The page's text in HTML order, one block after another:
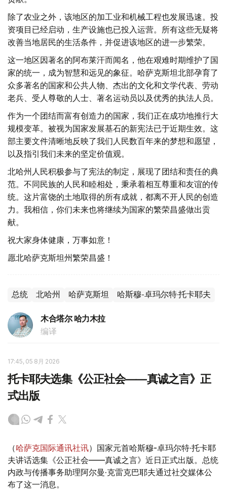
除了农业之外，该地区的加工业和机械工程也发展迅速。投
资项目已经启动，生产设施也已投入运营。所有这些无疑将
改善当地居民的生活条件，并促进该地区的进一步繁荣。
这一地区因著名的阿布莱汗而闻名，他在艰难时期维护了国
家的统一，成为智慧和远见的象征。哈萨克斯坦北部孕育了
众多著名的国家和公共人物、杰出的文化和文学代表、劳动
老兵、受人尊敬的人士、著名运动员以及优秀的执法人员。
作为一个团结而富有创造力的国家，我们正在成功地推行大
规模变革。被视为国家发展基石的新宪法已于近期生效。这
部主要文件清晰地反映了我们人民数百年来的梦想和愿望，
以及指引我们未来的坚定价值观。
北哈州人民积极参与了宪法的制定，展现了团结和责任的典
范。不同民族的人民和睦相处，秉承着相互尊重和友谊的传
统。这片富饶的土地取得的所有成就，都离不开人民的创造
力。我相信，你们未来也将继续为国家的繁荣昌盛做出贡
献。
祝大家身体健康，万事如意！
愿北哈萨克斯坦州繁荣昌盛！
总统 北哈州 哈萨克斯坦 哈斯穆-卓玛尔特·托卡耶夫
木合塔尔 哈力木拉
编译
17:45, 05 8月 2026
托卡耶夫选集《公正社会——真诚之言》正
式出版
（哈萨克国际通讯社讯）国家元首哈斯穆-卓玛尔特·托卡耶
夫讲话选集《公正社会——真诚之言》近日正式出版。总统
内政与传播事务助理阿尔曼·克雷克巴耶夫通过社交媒体公
布了这一消息。